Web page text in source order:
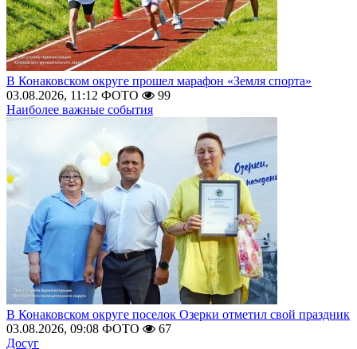
В Конаковском округе прошел марафон «Земля спорта»
03.08.2026, 11:12 ФОТО
99
Наиболее важные события
В Конаковском округе поселок Озерки отметил свой праздник
03.08.2026, 09:08 ФОТО
67
Досуг